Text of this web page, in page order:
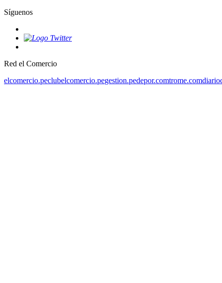
Síguenos
Red el Comercio
elcomercio.peclubelcomercio.pegestion.pedepor.comtrome.com